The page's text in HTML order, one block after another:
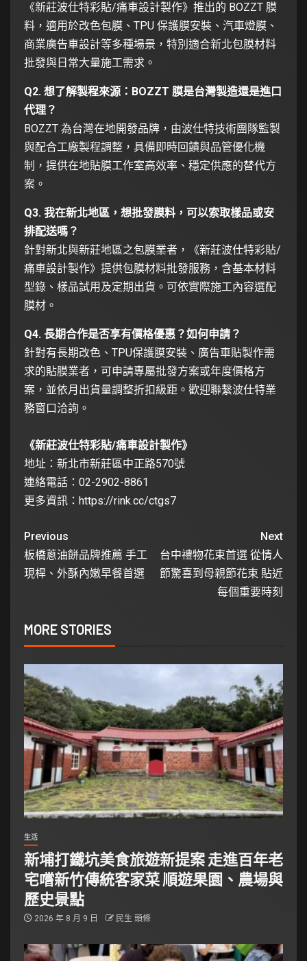
《新莊波仕特彩貼/痛車設計製作》推出的 BOZZT 膜
料，適用於改色包膜、TPU 保護膜安裝、汽車燈膜、
商業廣告車設計等多種場景，特別適合新北包膜材料
批發與日常大量施工需求。
Q2. 想了解製程來源：BOZZT 膜是台灣製造還是進口
代理？
BOZZT 為台灣在地開發品牌，由波仕特技術團隊監製
與配合工廠製程調整，具備即時回饋與品管優化機
制，提供在地貼膜工作室高效率、穩定供應的替代方
案。
Q3. 我在新北地區，想批發膜料，可以索取樣品或安
排配送嗎？
針對新北與新莊地區之包膜業者，《新莊波仕特彩貼/
痛車設計製作》提供包膜材料批發服務，含基本材料
型錄、樣品試用及定期出貨。可依實際施工內容選配
膜材。
Q4. 長期合作是否享有價格優惠？如何申請？
針對有長期改色、TPU保護膜安裝、廣告車貼製作需
求的貼膜業者，可申請專屬批發方案或年度價格方
案，並依月出貨量調整折扣級距。歡迎聯繫波仕特業
務窗口洽詢。
《新莊波仕特彩貼/痛車設計製作》
地址：新北市新莊區中正路570號
連絡電話：02-2902-8861
更多資訊： https://rink.cc/ctgs7
Previous
板橋蔥油餅品牌推薦 手工
現桿、外酥內嫩早餐首選
Next
台中禮物花束首選 從情人
節驚喜到母親節花束 貼近
每個重要時刻
MORE STORIES
生活
新埔打鐵坑美食旅遊新提案 走進百年老
宅嚐新竹傳統客家菜 順遊果園、農場與
歷史景點
2026 年 8 月 9 日 民生 頭條